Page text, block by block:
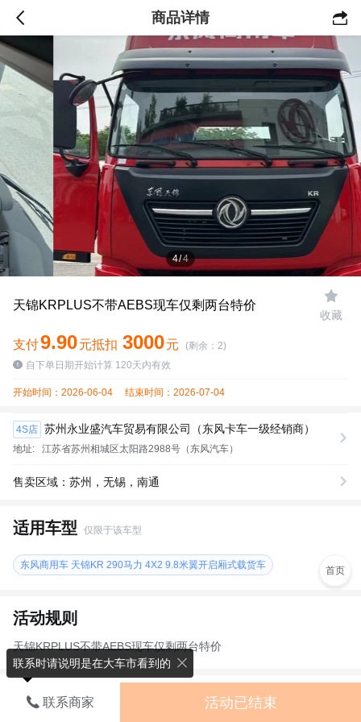
 商品详情
4/4
天锦KRPLUS不带AEBS现车仅剩两台特价

收藏
支付9.90元抵扣 3000元
(剩余：2)
自下单日期开始计算 120天内有效
开始时间：2026-06-04 结束时间：2026-07-04
4S店 苏州永业盛汽车贸易有限公司（东风卡车一级经销商）
地址: 江苏省苏州相城区太阳路2988号（东风汽车）
售卖区域：苏州，无锡，南通
适用车型 仅限于该车型
东风商用车 天锦KR 290马力 4X2 9.8米翼开启厢式载货车
活动规则
天锦KRPLUS不带AEBS现车仅剩两台特价
购车流程
联系时请说明是在大车市看到的
联系商家 活动已结束
首页